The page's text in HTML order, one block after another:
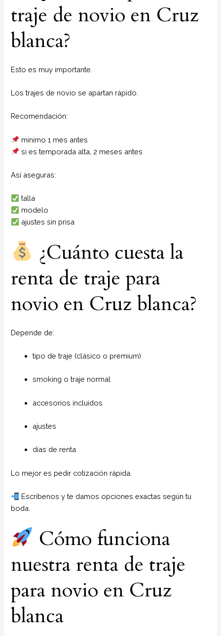
traje de novio en Cruz
blanca?
Esto es muy importante.
Los trajes de novio se apartan rápido.
Recomendación:
mínimo 1 mes antes
si es temporada alta, 2 meses antes
Así aseguras:
talla
modelo
ajustes sin prisa
¿Cuánto cuesta la
renta de traje para
novio en Cruz blanca?
Depende de:
tipo de traje (clásico o premium)
smoking o traje normal
accesorios incluidos
ajustes
días de renta
Lo mejor es pedir cotización rápida.
Escríbenos y te damos opciones exactas según tu
boda.
Cómo funciona
nuestra renta de traje
para novio en Cruz
blanca